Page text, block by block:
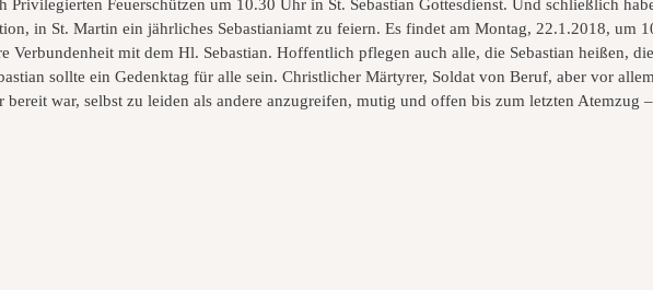
Feuerschützen um 10.30 Uhr in St. Sebastian Gottesdienst. Und schließlich
in St. Martin ein jährliches Sebastianiamt zu feiern. Es findet am Montag, 22.1.2018, um
Verbundenheit mit dem Hl. Sebastian. Hoffentlich pflegen auch alle, die Sebastian heißen,
sollte ein Gedenktag für alle sein. Christlicher Märtyrer, Soldat von Beruf, aber vor
bereit war, selbst zu leiden als andere anzugreifen, mutig und offen bis zum letzten Atemzug